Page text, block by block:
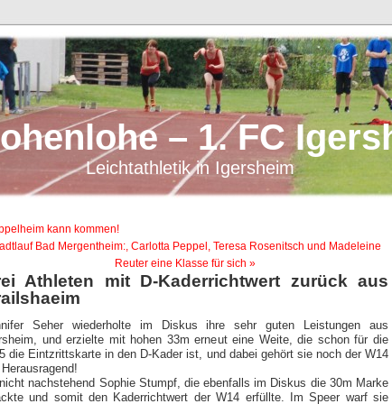
– 1. FC
Leichtathletik in Igersheim
kann kommen!
Bad Mergentheim:, Carlotta Peppel, Teresa Rosenitsch und Madeleine
Reuter eine Klasse für sich »
Athleten mit D-Kaderrichtwert zurück aus
Seher wiederholte im Diskus ihre sehr guten Leistungen aus
und erzielte mit hohen 33m erneut eine Weite, die schon für die
die Eintzrittskarte in den D-Kader ist, und dabei gehört sie noch der W14
nicht nachstehend Sophie Stumpf, die ebenfalls im Diskus die 30m Marke
und somit den Kaderrichtwert der W14 erfüllte. Im Speer warf sie